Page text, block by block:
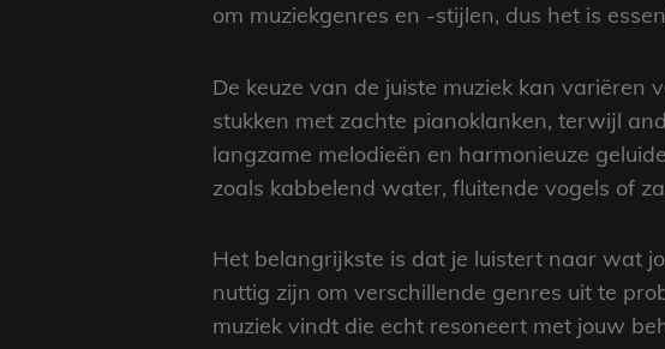
om muziekgenres en -stijlen, dus het is
De keuze van de juiste muziek kan variëren
stukken met zachte pianoklanken, terwijl
langzame melodieën en harmonieuze
zoals kabbelend water, fluitende vogels of
Het belangrijkste is dat je luistert naar wat
nuttig zijn om verschillende genres uit te
muziek vindt die echt resoneert met jouw